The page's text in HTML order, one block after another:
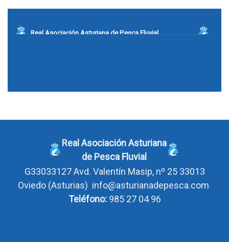
Real Asociación Asturiana de Pesca Fluvial
Real Asociación Asturiana
de Pesca Fluvial
G33033127Avd. Valentín Masip, nº 25 33013
Oviedo (Asturias) info@asturianadepesca.com
Teléfono:985 27 04 96